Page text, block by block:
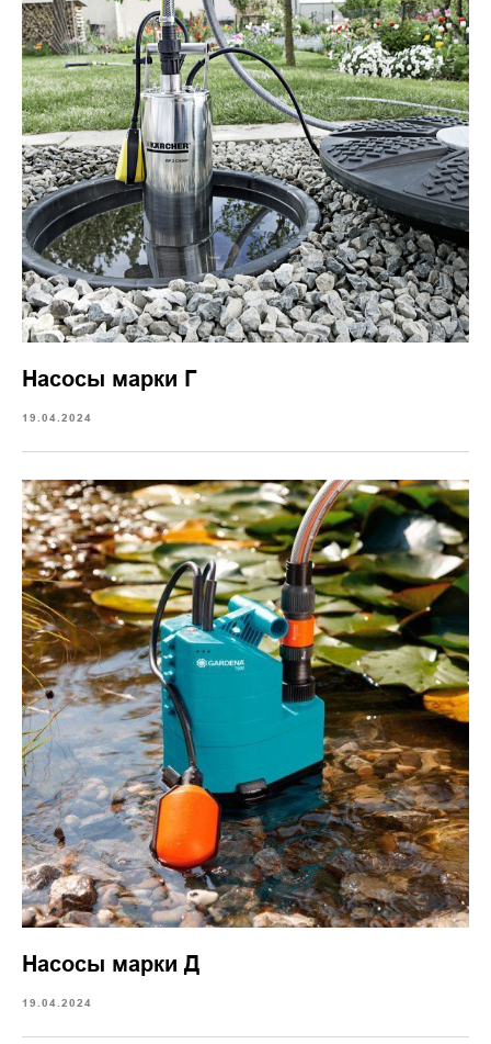
Насосы марки Г
19.04.2024
Насосы марки Д
19.04.2024